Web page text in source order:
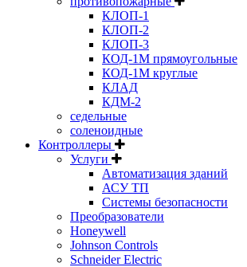
КЛОП-1
КЛОП-2
КЛОП-3
КОД-1М прямоугольные
КОД-1М круглые
КЛАД
КДМ-2
седельные
соленоидные
Контроллеры
Услуги
Автоматизация зданий
АСУ ТП
Системы безопасности
Преобразователи
Honeywell
Johnson Controls
Schneider Electric